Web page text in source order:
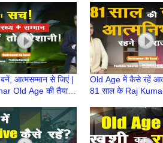
Ke Baad
Baad
बनें, आत्मसम्मान से जिएं |
Old Age की तैयारी
Old Age में कैसे रहें
81 साल के Raj
की तैयारी